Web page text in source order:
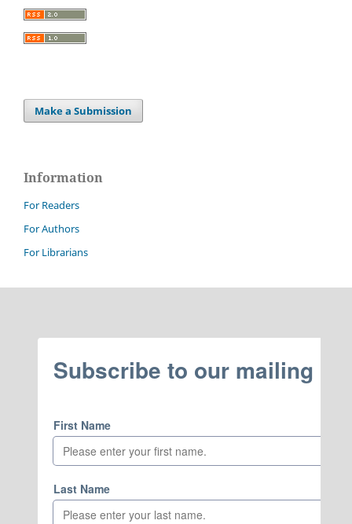
Make a Submission
Information
For Readers
For Authors
For Librarians